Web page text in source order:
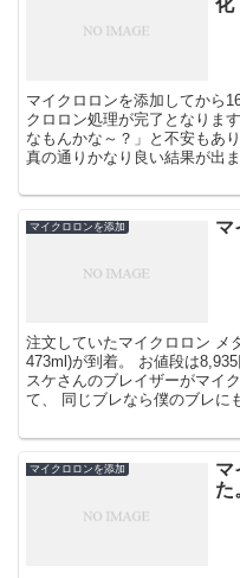
化
マイクロロンを添加してから
クロロン処理が完了となりま
なもんかな～？」と不安もあ
真の通りかなり良い結果が出
マイクロロンを添加 マ
注文していたマイクロロン メ
473ml)が到着。 お値段は
スケさんのブレイザーがマイ
て、 同じブレなら僕のブレに
マイクロロンを添加
マ
た